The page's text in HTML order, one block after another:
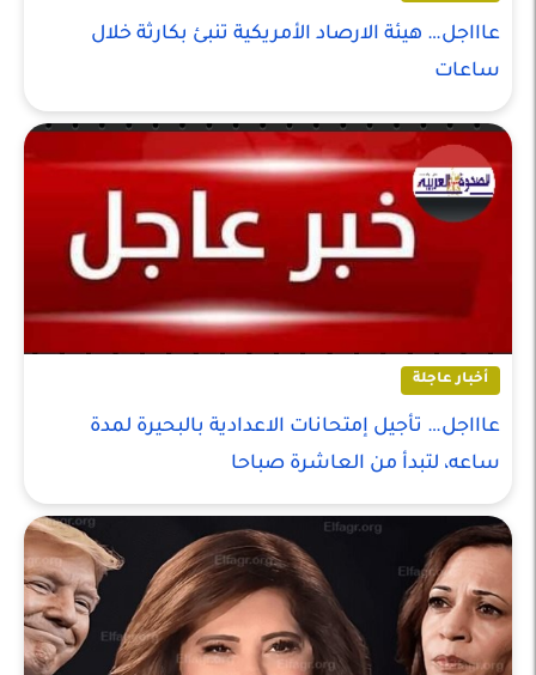
عاااجل… هيئة الارصاد الأمريكية تنبئ بكارثة خلال
ساعات
أخبار عاجلة
عاااجل… تأجيل إمتحانات الاعدادية بالبحيرة لمدة
ساعه، لتبدأ من العاشرة صباحا